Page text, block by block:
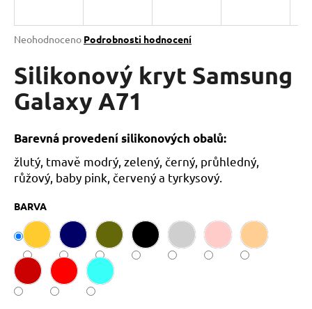
Průměrné
produktu
je
0,0
z
hvězdiček.
Neohodnoceno Podrobnosti hodnocení
Silikonový kryt Samsung
Galaxy A71
Barevná provedení silikonových obalů:
žlutý, tmavě modrý, zelený, černý, průhledný,
růžový, baby pink, červený a tyrkysový.
BARVA
j
t
?
HLEDAT
o
p
o
r
u